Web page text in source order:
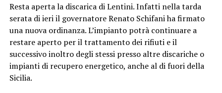
Resta aperta la discarica di Lentini. Infatti nella tarda
serata di ieri il governatore Renato Schifani ha firmato
una nuova ordinanza. L’impianto potrà continuare a
restare aperto per il trattamento dei rifiuti e il
successivo inoltro degli stessi presso altre discariche o
impianti di recupero energetico, anche al di fuori della
Sicilia.